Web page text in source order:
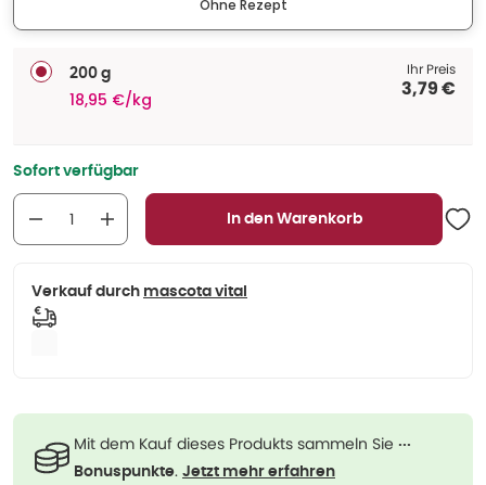
Ohne Rezept
200 g
18,95 €/kg
Ihr Preis
3,79 €
Sofort verfügbar
In den Warenkorb
Verkauf durch mascota vital
Mit dem Kauf dieses Produkts sammeln Sie ···
Bonuspunkte. Jetzt mehr erfahren